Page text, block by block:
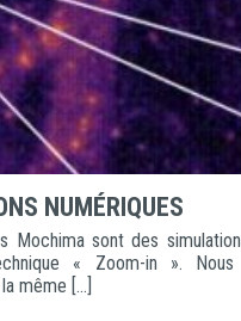
NUMÉRIQUES
Mochima sont des
« Zoom-in ».
même [...]